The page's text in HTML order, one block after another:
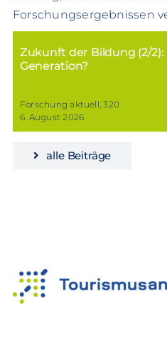
Forschungsergebnissen
Zukunft der Bildung (2/
Generation?
Forschung aktuell, 320
6. August 2026
alle Beiträge